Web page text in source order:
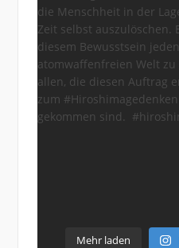
Mehr laden